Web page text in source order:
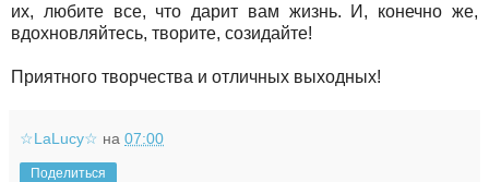
их, любите все, что дарит вам жизнь. И, конечно же,
вдохновляйтесь, творите, созидайте!
Приятного творчества и отличных выходных!
☆LaLucy☆ на 07:00
Поделиться